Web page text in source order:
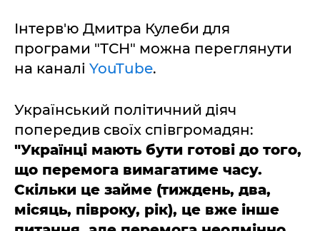
Інтерв'ю Дмитра Кулеби для
програми "ТСН" можна переглянути
на каналі YouTube.
Український політичний діяч
попередив своїх співгромадян:
"Українці мають бути готові до того,
що перемога вимагатиме часу.
Скільки це займе (тиждень, два,
місяць, півроку, рік), це вже інше